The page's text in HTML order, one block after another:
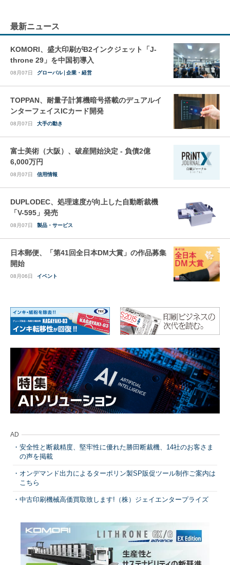
最新ニュース
KOMORI、盛大印刷がB2インクジェット「J-
throne 29」を中国初導入
08月07日 グローバル 企業・経営
TOPPAN、耐量子計算機暗号搭載のデュアルイ
ンターフェイスICカード開発
08月07日 大手の動き
富士美術（大阪）、破産開始決定 - 負債2億
6,000万円
08月07日 信用情報
DUPLODEC、処理速度が向上した自動断裁機
「V-595」発売
08月07日 製品・サービス
日本郵便、「第41回全日本DM大賞」の作品募集
開始
08月06日 イベント
AD
安全性と断裁精度、堅牢性に優れた勝田断裁機、14社のお客さま
の声を掲載
オンデマンド出力によるターポリン製SP販促ツール制作ご案内は
こちら
中古印刷機械高価買取致します!（株）ジェイエンタープライズ